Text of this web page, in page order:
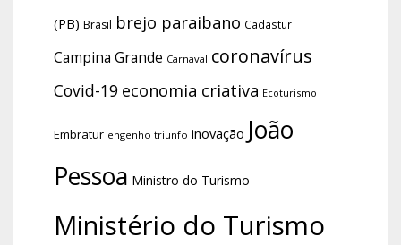
(PB) Brasil brejo paraibano Cadastur
Campina Grande Carnaval coronavírus
Covid-19 economia criativa Ecoturismo
Embratur engenho triunfo inovação João
Pessoa Ministro do Turismo
Ministério do Turismo